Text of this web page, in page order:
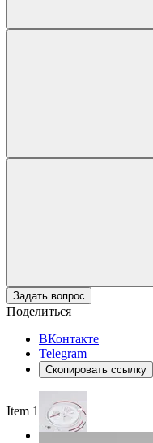
Задать вопрос
Поделиться
ВКонтакте
Telegram
Скопировать ссылку
Item 1 of 4